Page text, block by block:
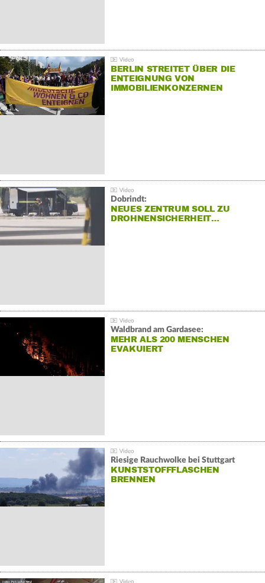
BERLIN STREITET ÜBER DIE
ENTEIGNUNG VON
IMMOBILIENKONZERNEN
Dobrindt:
NEUES ZENTRUM SOLL ZU
DROHNENSICHERHEIT…
Waldbrand am Gardasee:
MEHR ALS 200 MENSCHEN
EVAKUIERT
Riesige Rauchwolke bei Stuttgart
KUNSTSTOFFFLASCHEN
BRENNEN